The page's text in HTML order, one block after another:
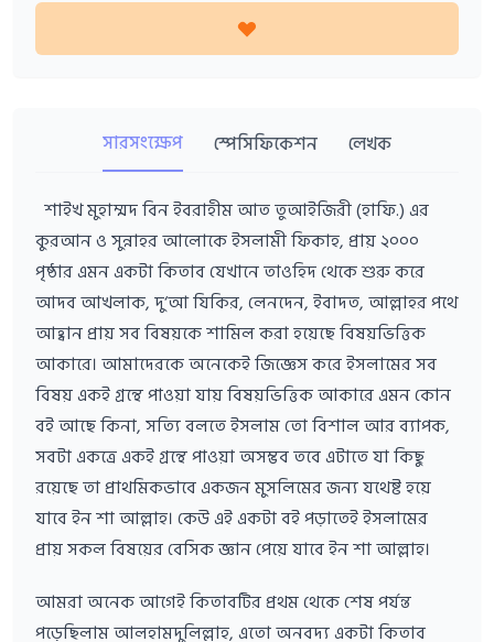
সারসংক্ষেপ স্পেসিফিকেশন লেখক
শাইখ মুহাম্মদ বিন ইবরাহীম আত তুআইজিরী (হাফি.) এর
কুরআন ও সুন্নাহর আলোকে ইসলামী ফিকাহ, প্রায় ২০০০
পৃষ্ঠার এমন একটা কিতাব যেখানে তাওহিদ থেকে শুরু করে
আদব আখলাক, দু‘আ যিকির, লেনদেন, ইবাদত, আল্লাহর পথে
আহ্বান প্রায় সব বিষয়কে শামিল করা হয়েছে বিষয়ভিত্তিক
আকারে। আমাদেরকে অনেকেই জিজ্ঞেস করে ইসলামের সব
বিষয় একই গ্রন্থে পাওয়া যায় বিষয়ভিত্তিক আকারে এমন কোন
বই আছে কিনা, সত্যি বলতে ইসলাম তো বিশাল আর ব্যাপক,
সবটা একত্রে একই গ্রন্থে পাওয়া অসম্ভব তবে এটাতে যা কিছু
রয়েছে তা প্রাথমিকভাবে একজন মুসলিমের জন্য যথেষ্ট হয়ে
যাবে ইন শা আল্লাহ। কেউ এই একটা বই পড়াতেই ইসলামের
প্রায় সকল বিষয়ের বেসিক জ্ঞান পেয়ে যাবে ইন শা আল্লাহ।
আমরা অনেক আগেই কিতাবটির প্রথম থেকে শেষ পর্যন্ত
পড়েছিলাম আলহামদুলিল্লাহ, এতো অনবদ্য একটা কিতাব